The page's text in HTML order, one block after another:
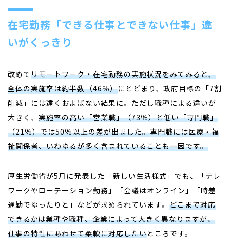
在宅勤務「できる仕事とできない仕事」違
いがくっきり
改めてリモートワーク・在宅勤務の実施状況をみてみると、
全体の実施率は約半数（46％）にとどまり、政府目標の「7割
削減」には遠くおよばない結果に。ただし職種による違いが
大きく、実施率の高い「営業職」（73％）と低い「専門職」
（21％）では50％以上の差が出ました。専門職には医療・福
祉関係者、いわゆるが多く含まれていることも一因です。
厚生労働省が5月に発表した「新しい生活様式」でも、「テレ
ワークやローテーション勤務」「会議はオンライン」「時差
通勤でゆったりと」などが求められています。どこまで対応
できるかは業種や職種、企業によって大きく異なりますが、
仕事の特性にあわせて柔軟に対応したいところです。